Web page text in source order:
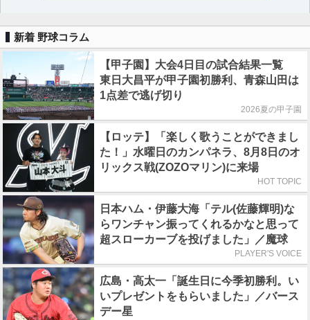
新着 野球コラム
【甲子園】大会4日目の試合結果一覧
東日大昌平が甲子園初勝利、青森山田は
1点差で逃げ切り
2026夏の甲子園
【ロッテ】「楽しく歌うことができまし
た！」水曜日のカンパネラ、8月8日のオ
リックス戦(ZOZOマリン)に来場
HOT TOPIC
日本ハム・伊藤大海「テル(佐藤輝明)な
らワンチャン振ってくれるかなと思って
超スローカーブを投げました」／魔球
PLAYER'S VOICE
広島・高太一「誕生日に今季初勝利。い
いプレゼントをもらいました」／バース
デー星